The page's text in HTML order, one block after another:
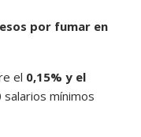
por fumar en
el 0,15% y el
mínimos